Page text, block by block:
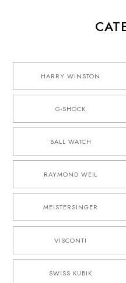
HARRY WINSTON
G-SHOCK
BALL WATCH
RAYMOND WEIL
MEISTERSINGER
VISCONTI
SWISS KUBIK